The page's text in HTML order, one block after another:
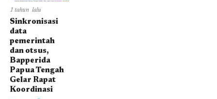
1 tahun lalu
Sinkronisasi
data
pemerintah
dan otsus,
Bapperida
Papua Tengah
Gelar Rapat
Koordinasi